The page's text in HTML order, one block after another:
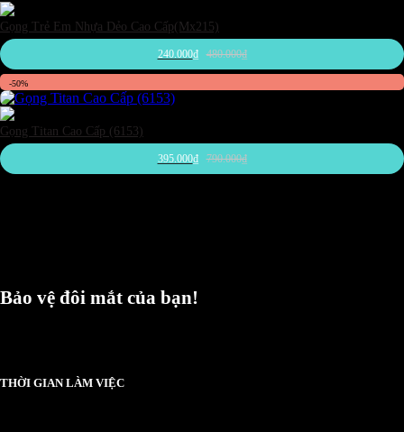
Gọng Trẻ Em Nhựa Dẻo Cao Cấp(Mx215)
240.000₫ 480.000₫
-50%
Gọng Titan Cao Cấp (6153)
395.000₫ 790.000₫
Bảo vệ đôi mắt của bạn!
THỜI GIAN LÀM VIỆC